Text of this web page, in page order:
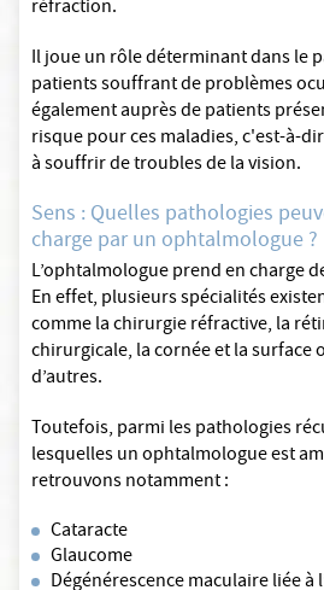
réfraction.
Il joue un rôle déterminant dans le
patients souffrant de problèmes
également auprès de patients
risque pour ces maladies, c'est-à-
à souffrir de troubles de la vision.
Sens : Quelles pathologies
charge par un ophtalmologue ?
L’ophtalmologue prend en charge
En effet, plusieurs spécialités
comme la chirurgie réfractive, la
chirurgicale, la cornée et la surface
d’autres.
Toutefois, parmi les pathologies
lesquelles un ophtalmologue est
retrouvons notamment :
Cataracte
Glaucome
Dégénérescence maculaire liée à